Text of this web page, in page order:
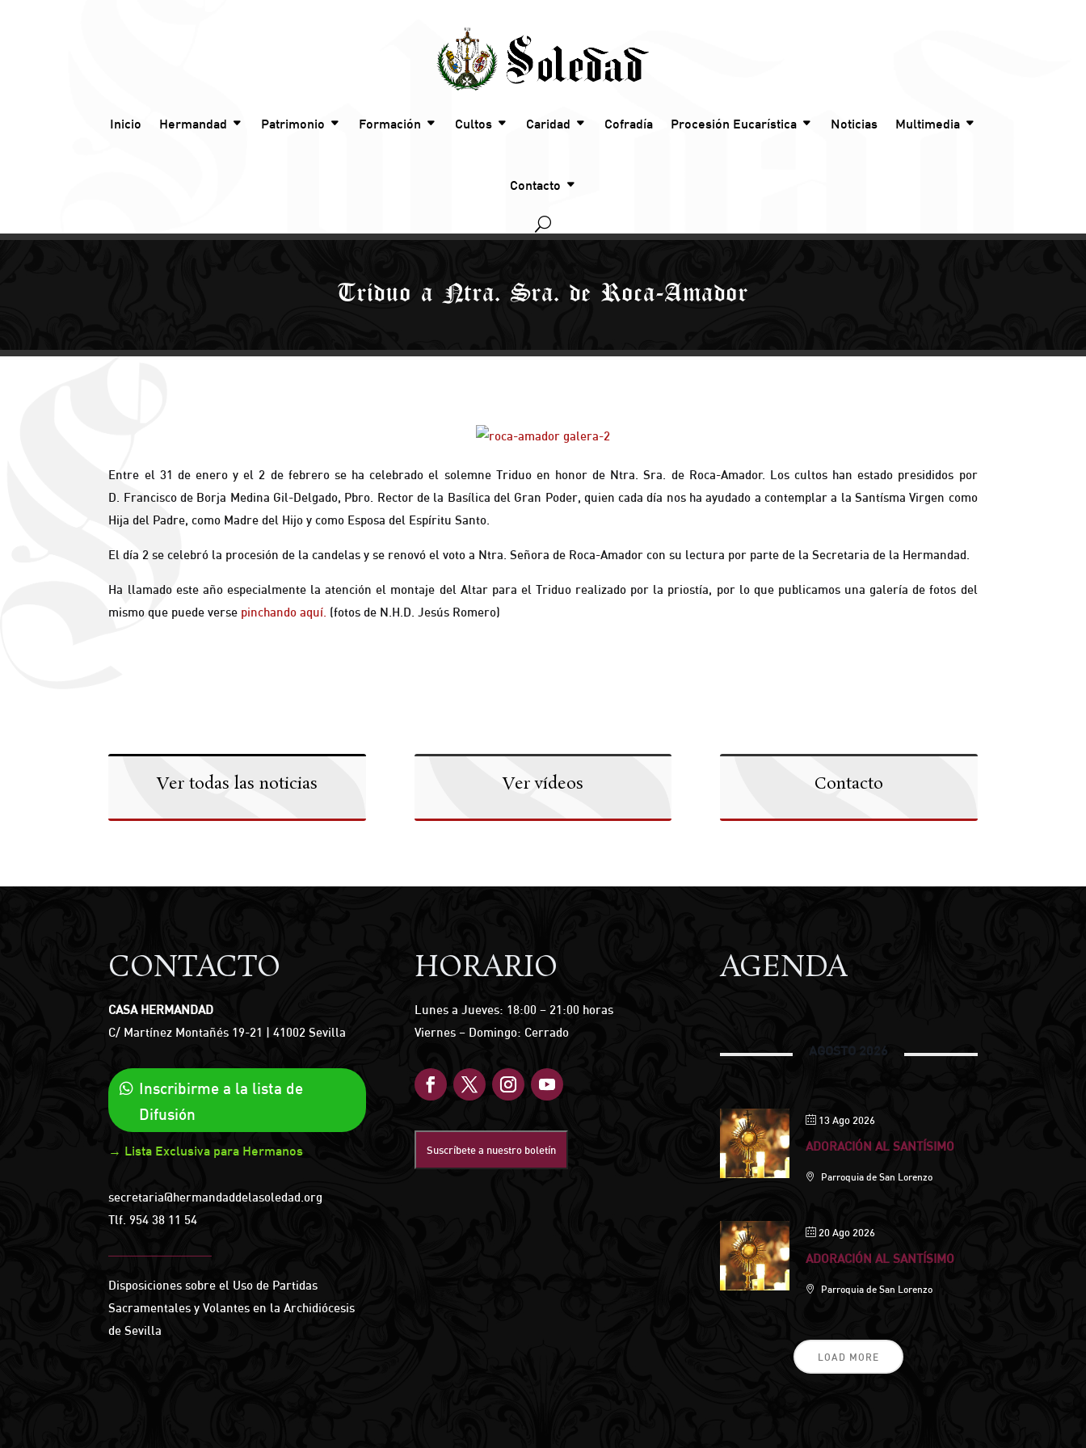
Inicio Hermandad Patrimonio Formación Cultos Caridad Cofradía Procesión Eucarística Noticias Multimedia
Contacto
Triduo a Ntra. Sra. de Roca-Amador
Entre el 31 de enero y el 2 de febrero se ha celebrado el solemne Triduo en honor de Ntra. Sra. de Roca-Amador. Los cultos han estado presididos por
D. Francisco de Borja Medina Gil-Delgado, Pbro. Rector de la Basílica del Gran Poder, quien cada día nos ha ayudado a contemplar a la Santísma Virgen como
Hija del Padre, como Madre del Hijo y como Esposa del Espíritu Santo.
El día 2 se celebró la procesión de la candelas y se renovó el voto a Ntra. Señora de Roca-Amador con su lectura por parte de la Secretaria de la Hermandad.
Ha llamado este año especialmente la atención el montaje del Altar para el Triduo realizado por la priostía, por lo que publicamos una galería de fotos del
mismo que puede verse pinchando aquí. (fotos de N.H.D. Jesús Romero)
Ver todas las noticias Ver vídeos Contacto
CONTACTO
CASA HERMANDAD
C/ Martínez Montañés 19-21 | 41002 Sevilla
Inscribirme a la lista de
Difusión
→ Lista Exclusiva para Hermanos
secretaria@hermandaddelasoledad.org
Tlf. 954 38 11 54
Disposiciones sobre el Uso de Partidas
Sacramentales y Volantes en la Archidiócesis
de Sevilla
HORARIO
Lunes a Jueves: 18:00 – 21:00 horas
Viernes – Domingo: Cerrado
Suscríbete a nuestro boletín
AGENDA
AGOSTO 2026
13 Ago 2026
ADORACIÓN AL SANTÍSIMO
Parroquia de San Lorenzo
20 Ago 2026
ADORACIÓN AL SANTÍSIMO
Parroquia de San Lorenzo
LOAD MORE